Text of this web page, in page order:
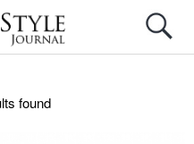
found